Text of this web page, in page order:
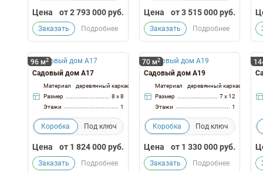
Цена от2 793 000руб.
Заказать Подробнее
Цена от3 515 000руб.
Заказать Подробнее
96 м2
Садовый дом А17
Материал
деревянный каркас
Размер
8 x 8
Этажи
1
Коробка Под ключ
Цена от 1 824 000руб.
Заказать Подробнее
70 м2
Садовый дом А19
Материал
деревянный каркас
Размер
7 x 12
Этажи
1
Коробка Под ключ
Цена от 1 330 000руб.
Заказать Подробнее